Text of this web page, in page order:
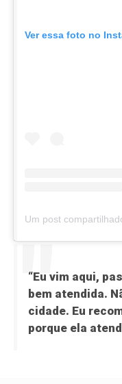
Ver essa foto no
“Eu vim aqui,
bem atendida.
cidade. Eu
porque ela